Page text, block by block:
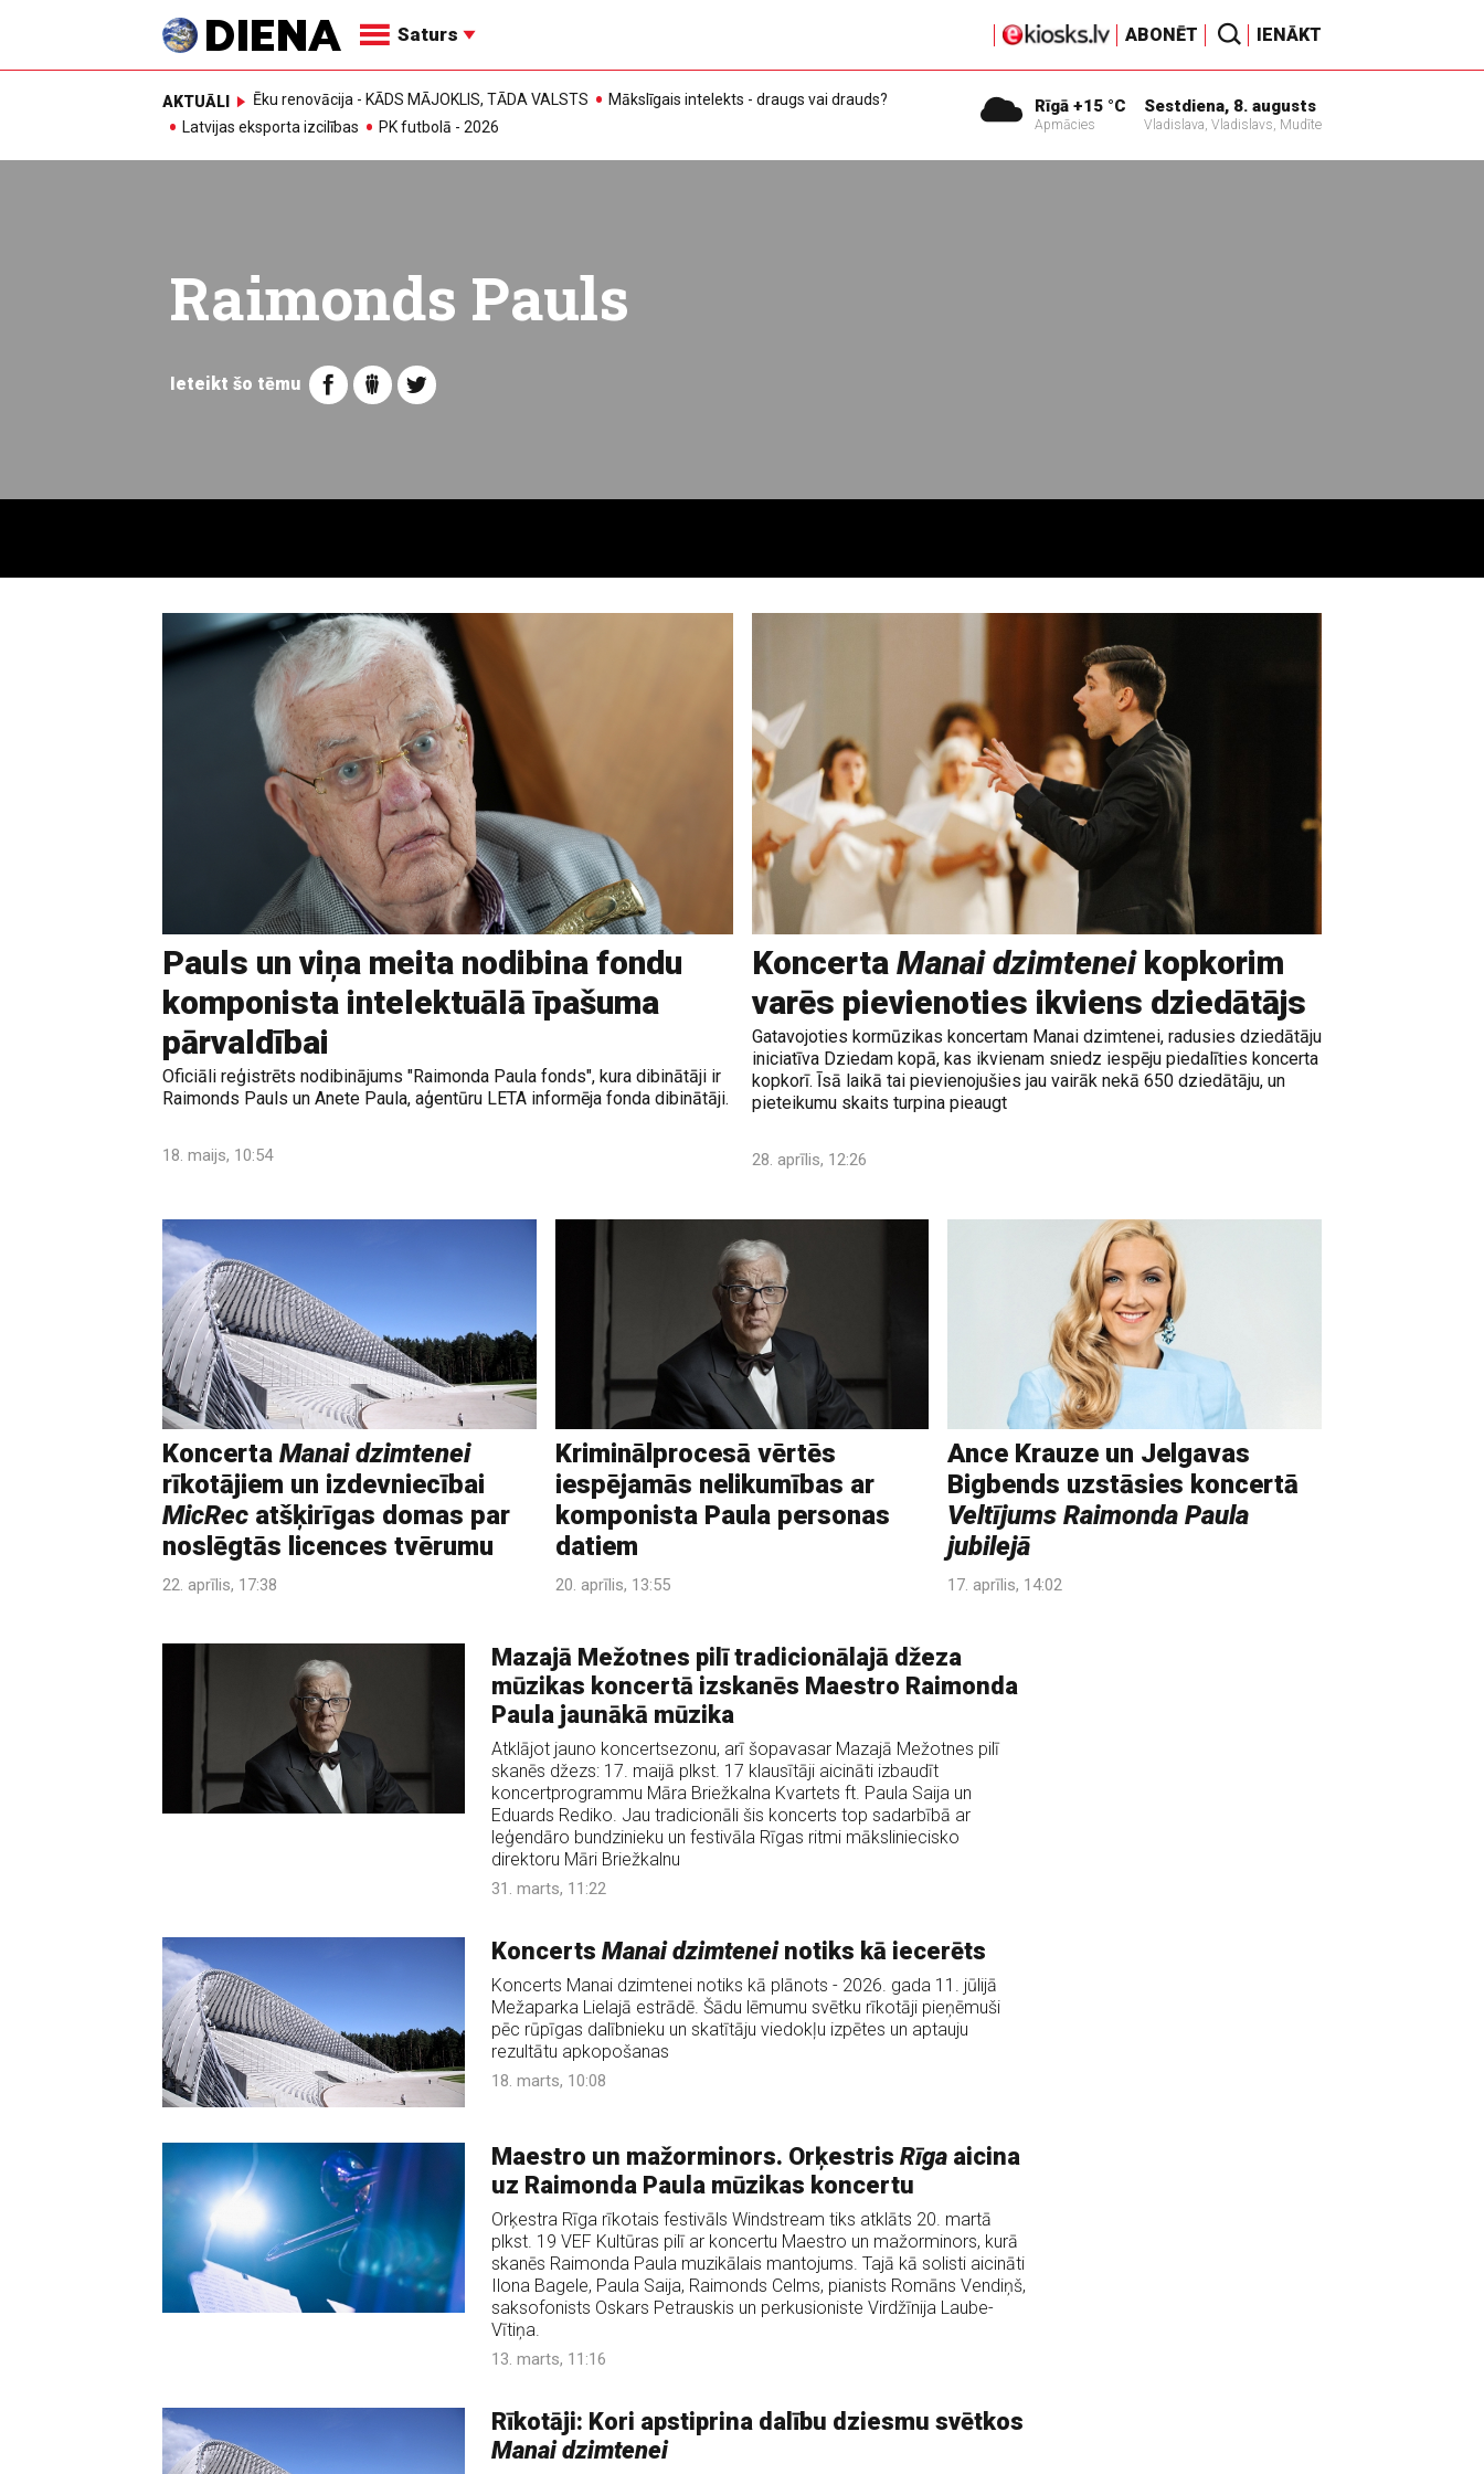
Saturs ABONĒT IENĀKT
AKTUĀLI Ēku renovācija - KĀDS MĀJOKLIS, TĀDA VALSTS
Mākslīgais intelekts - draugs vai drauds?
Latvijas eksporta izcilības
PK futbolā - 2026
Rīgā +15 °C
Apmācies
Sestdiena, 8. augusts
Vladislava, Vladislavs, Mudīte
Raimonds Pauls
Ieteikt šo tēmu
Pauls un viņa meita nodibina fondu
komponista intelektuālā īpašuma
pārvaldībai
Oficiāli reģistrēts nodibinājums "Raimonda Paula fonds", kura dibinātāji ir
Raimonds Pauls un Anete Paula, aģentūru LETA informēja fonda dibinātāji.
18. maijs, 10:54
Koncerta Manai dzimteneikopkorim
varēs pievienoties ikviens dziedātājs
Gatavojoties kormūzikas koncertam Manai dzimtenei, radusies dziedātāju
iniciatīva Dziedam kopā, kas ikvienam sniedz iespēju piedalīties koncerta
kopkorī. Īsā laikā tai pievienojušies jau vairāk nekā 650 dziedātāju, un
pieteikumu skaits turpina pieaugt
28. aprīlis, 12:26
Koncerta Manai dzimtenei
rīkotājiem un izdevniecībai
MicRec atšķirīgas domas par
noslēgtās licences tvērumu
22. aprīlis, 17:38
Kriminālprocesā vērtēs
iespējamās nelikumības ar
komponista Paula personas
datiem
20. aprīlis, 13:55
Ance Krauze un Jelgavas
Bigbends uzstāsies koncertā
Veltījums Raimonda Paula
jubilejā
17. aprīlis, 14:02
Mazajā Mežotnes pilī tradicionālajā džeza
mūzikas koncertā izskanēs Maestro Raimonda
Paula jaunākā mūzika
Atklājot jauno koncertsezonu, arī šopavasar Mazajā Mežotnes pilī
skanēs džezs: 17. maijā plkst. 17 klausītāji aicināti izbaudīt
koncertprogrammu Māra Briežkalna Kvartets ft. Paula Saija un
Eduards Rediko. Jau tradicionāli šis koncerts top sadarbībā ar
leģendāro bundzinieku un festivāla Rīgas ritmi māksliniecisko
direktoru Māri Briežkalnu
31. marts, 11:22
Koncerts Manai dzimteneinotiks kā iecerēts
Koncerts Manai dzimtenei notiks kā plānots - 2026. gada 11. jūlijā
Mežaparka Lielajā estrādē. Šādu lēmumu svētku rīkotāji pieņēmuši
pēc rūpīgas dalībnieku un skatītāju viedokļu izpētes un aptauju
rezultātu apkopošanas
18. marts, 10:08
Maestro un mažorminors. Orķestris Rīgaaicina
uz Raimonda Paula mūzikas koncertu
Orķestra Rīga rīkotais festivāls Windstream tiks atklāts 20. martā
plkst. 19 VEF Kultūras pilī ar koncertu Maestro un mažorminors, kurā
skanēs Raimonda Paula muzikālais mantojums. Tajā kā solisti aicināti
Ilona Bagele, Paula Saija, Raimonds Celms, pianists Romāns Vendiņš,
saksofonists Oskars Petrauskis un perkusioniste Virdžīnija Laube-
Vītiņa.
13. marts, 11:16
Rīkotāji: Kori apstiprina dalību dziesmu svētkos
Manai dzimtenei